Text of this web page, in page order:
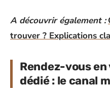
A découvrir également :
trouver ? Explications
Rendez-vous
dédié : le canal